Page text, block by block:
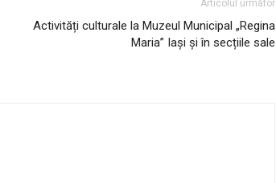
Articolul următor
Activități culturale la Muzeul Municipal „Regina
Maria” Iași și în secțiile sale